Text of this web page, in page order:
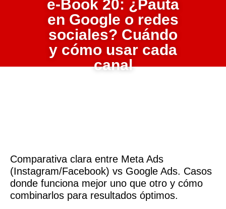
e-Book 20: ¿Pauta
en Google o redes
sociales? Cuándo
y cómo usar cada
canal
Comparativa clara entre Meta Ads
(Instagram/Facebook) vs Google Ads. Casos
donde funciona mejor uno que otro y cómo
combinarlos para resultados óptimos.